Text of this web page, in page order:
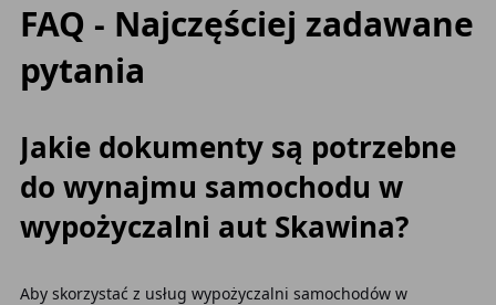
FAQ - Najczęściej zadawane
pytania
Jakie dokumenty są potrzebne
do wynajmu samochodu w
wypożyczalni aut Skawina?
Aby skorzystać z usług wypożyczalni samochodów w